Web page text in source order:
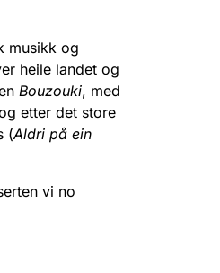
musikk og
heile landet og
Bouzouki, med
etter det store
(Aldri på ein
vi no